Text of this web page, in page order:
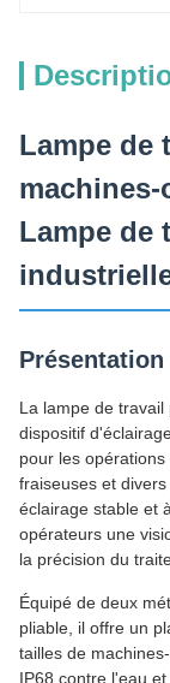
Lampe de
Lampe de
La lampe de
dispositif
pour les
fraiseuses et
éclairage stable et
opérateurs une
la précision du
Équipé de deux
pliable, il offre un
tailles de
IP68 contre l'eau